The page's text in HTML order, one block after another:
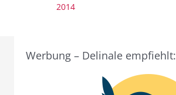
2014
Werbung – Delinale empfiehlt: